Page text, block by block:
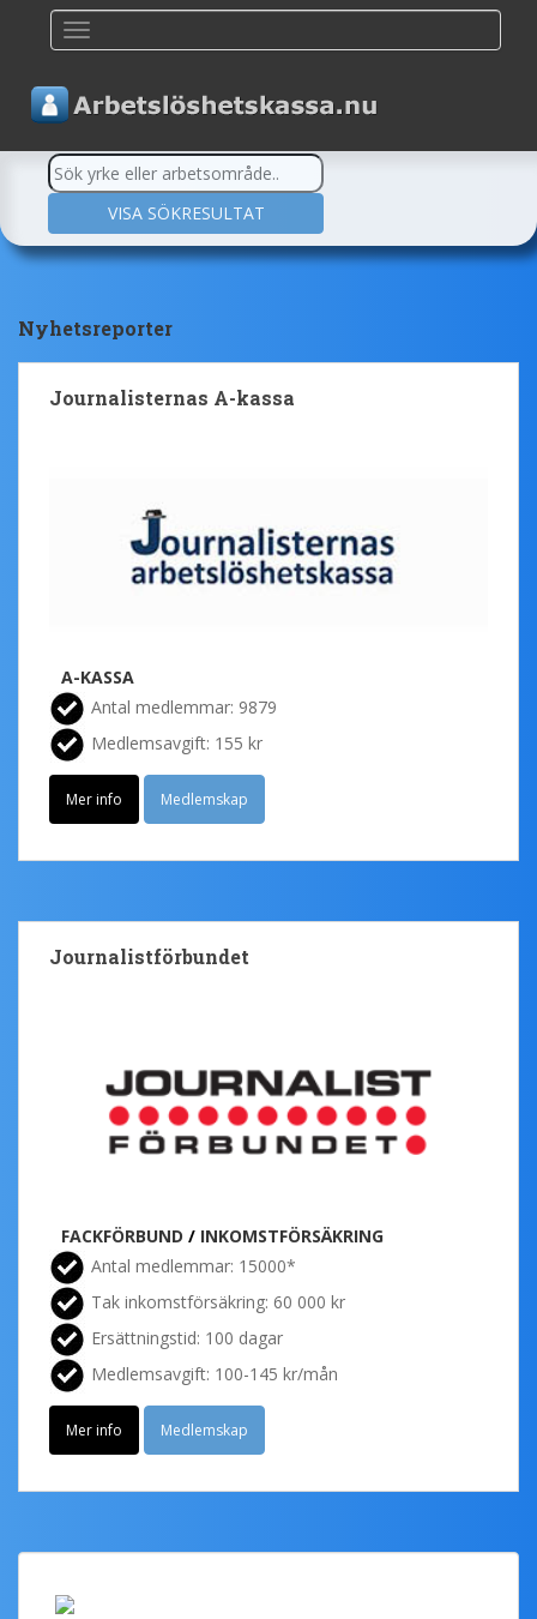
Nyhetsreporter
Journalisternas A-kassa
A-KASSA
Antal medlemmar: 9879
Medlemsavgift: 155 kr
Mer info Medlemskap
Journalistförbundet
FACKFÖRBUND / INKOMSTFÖRSÄKRING
Antal medlemmar: 15000*
Tak inkomstförsäkring: 60 000 kr
Ersättningstid: 100 dagar
Medlemsavgift: 100-145 kr/mån
Mer info Medlemskap